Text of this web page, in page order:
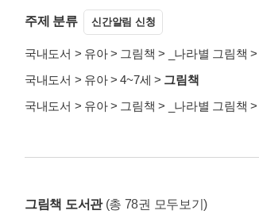
주제 분류 신간알림 신청
국내도서 > 유아> 그림책 > _나라별 그림책 >
국내도서 > 유아>4~7세 > 그림책
국내도서 > 유아> 그림책 > _나라별 그림책 >
그림책 도서관 (총 78권 모두보기)